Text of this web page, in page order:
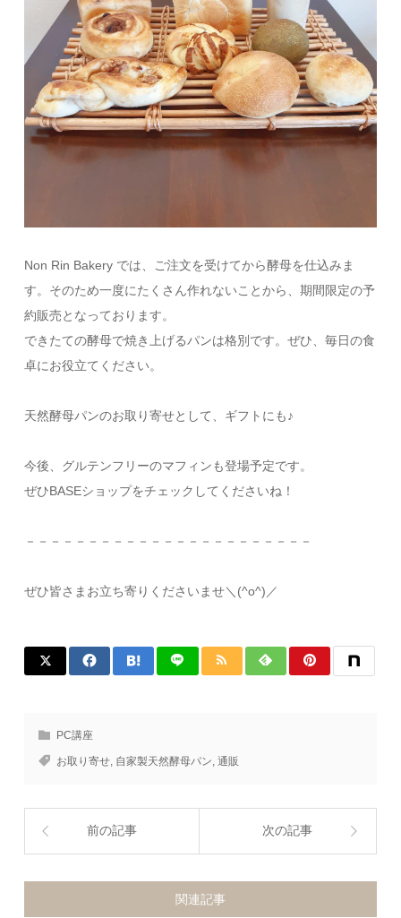
Non Rin Bakery では、ご注文を受けてから酵母を仕込みま
す。そのため一度にたくさん作れないことから、期間限定の予
約販売となっております。
できたての酵母で焼き上げるパンは格別です。ぜひ、毎日の食
卓にお役立てください。
天然酵母パンのお取り寄せとして、ギフトにも♪
今後、グルテンフリーのマフィンも登場予定です。
ぜひBASEショップをチェックしてくださいね！
－－－－－－－－－－－－－－－－－－－－－－－
ぜひ皆さまお立ち寄りくださいませ＼(^o^)／
PC講座
お取り寄せ 自家製天然酵母パン ,通販
前の記事 次の記事
関連記事